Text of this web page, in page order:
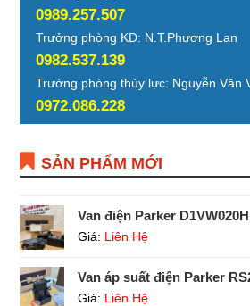
0989.257.507
Trưởng phòng KD: N.T.Phương Lan
0982.537.139
Trưởng phòng thủy lực: Nguyễn Văn
0972.086.228
SẢN PHẨM MỚI
Van điện Parker
Giá: Liên Hệ
Van áp suất điện Parker
Giá: Liên Hệ